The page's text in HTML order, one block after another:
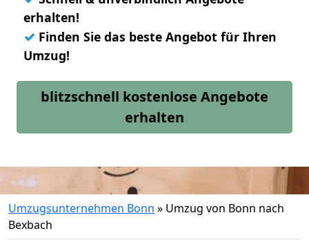
erhalten!
✓ Finden Sie das beste Angebot für Ihren
Umzug!
blitzschnell kostenlose Angebote
erhalten
Umzugsunternehmen Bonn » Umzug von Bonn nach
Bexbach